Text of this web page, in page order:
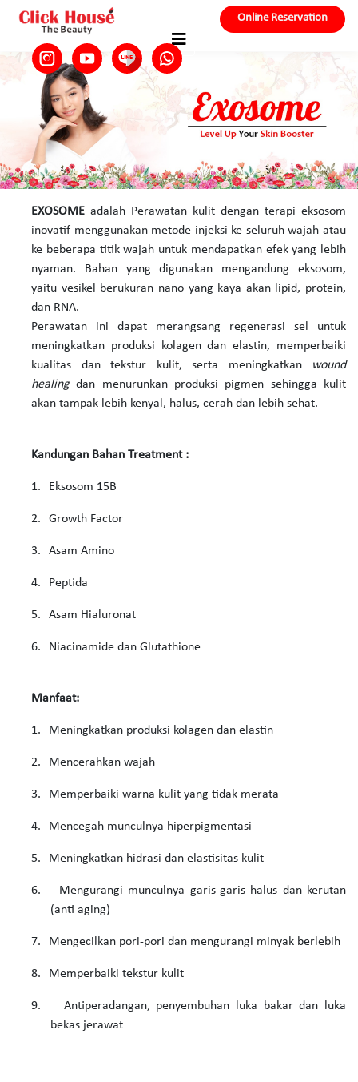
Online Reservation
EXOSOME adalah Perawatan kulit dengan terapi eksosom
inovatif menggunakan metode injeksi ke seluruh wajah atau
ke beberapa titik wajah untuk mendapatkan efek yang lebih
nyaman. Bahan yang digunakan mengandung eksosom,
yaitu vesikel berukuran nano yang kaya akan lipid, protein,
dan RNA.
Perawatan ini dapat merangsang regenerasi sel untuk
meningkatkan produksi kolagen dan elastin, memperbaiki
kualitas dan tekstur kulit, serta meningkatkan
wound
healingdan menurunkan produksi pigmen sehingga kulit
akan tampak lebih kenyal, halus, cerah dan lebih sehat.
Kandungan Bahan Treatment :
1. Eksosom 15B
2. Growth Factor
3. Asam Amino
4. Peptida
5. Asam Hialuronat
6. Niacinamide dan Glutathione
Manfaat:
1. Meningkatkan produksi kolagen dan elastin
2. Mencerahkan wajah
3. Memperbaiki warna kulit yang tidak merata
4. Mencegah munculnya hiperpigmentasi
5. Meningkatkan hidrasi dan elastisitas kulit
6.
Mengurangi munculnya garis-garis halus dan kerutan
(anti aging)
7. Mengecilkan pori-pori dan mengurangi minyak berlebih
8. Memperbaiki tekstur kulit
9.
Antiperadangan, penyembuhan luka bakar dan luka
bekas jerawat